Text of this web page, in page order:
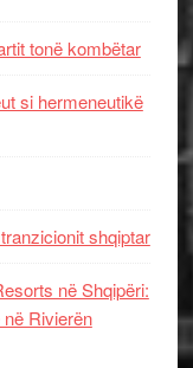
tonë kombëtar
si hermeneutikë
shqiptar
në Shqipëri:
Rivierën